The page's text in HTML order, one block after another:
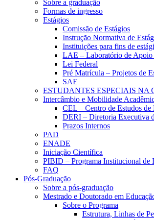
Sobre a graduação
Formas de ingresso
Estágios
Comissão de Estágios
Instrução Normativa de
Instituições para fins de
LAE – Laboratório de Apoio
Lei Federal
Pré Matrícula – Projetos de
SAE
ESTUDANTES ESPECIAIS NA
Intercâmbio e Mobilidade
CEL – Centro de Estudos de
DERI – Diretoria Executiva
Prazos Internos
PAD
ENADE
Iniciação Científica
PIBID – Programa Institucional de
FAQ
Pós-Graduação
Sobre a pós-graduação
Mestrado e Doutorado em
Sobre o Programa
Estrutura, Linhas de